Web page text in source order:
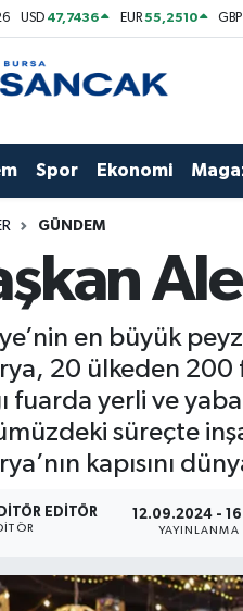
USD 47,7436 EUR55,2510 GBP
Spor Ekonomi
GÜNDEM
en büyük
20 ülkeden
fuarda yerli ve
süreçte
kapısını
EDITÖR 12.09.2024 -
YAYINLANMA